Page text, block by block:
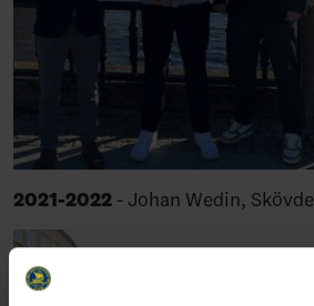
2021-2022 - Johan Wedin, Skövde